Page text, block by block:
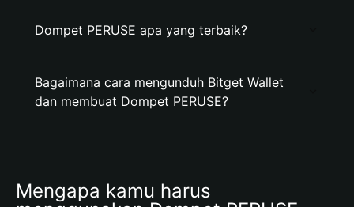
Dompet PERUSE apa yang terbaik?
Bagaimana cara mengunduh Bitget Wallet
dan membuat Dompet PERUSE?
Mengapa kamu harus